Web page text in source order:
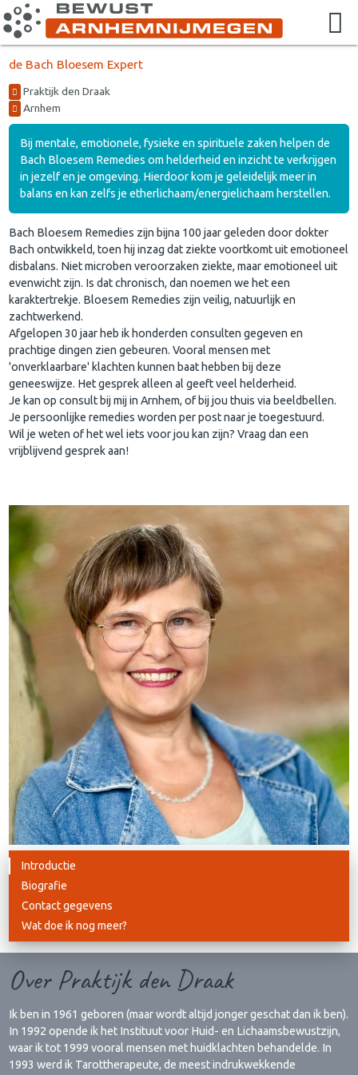
de Bach Bloesem Expert
Praktijk den Draak
Arnhem
Bij mentale, emotionele, fysieke en spirituele zaken helpen de
Bach Bloesem Remedies om helderheid en inzicht te verkrijgen
in jezelf en je omgeving. Hierdoor kom je geleidelijk meer in
balans en kan zelfs je etherlichaam/energielichaam herstellen.
Bach Bloesem Remedies zijn bijna 100 jaar geleden door dokter
Bach ontwikkeld, toen hij inzag dat ziekte voortkomt uit emotioneel
disbalans. Niet microben veroorzaken ziekte, maar emotioneel uit
evenwicht zijn. Is dat chronisch, dan noemen we het een
karaktertrekje. Bloesem Remedies zijn veilig, natuurlijk en
zachtwerkend.
Afgelopen 30 jaar heb ik honderden consulten gegeven en
prachtige dingen zien gebeuren. Vooral mensen met
'onverklaarbare' klachten kunnen baat hebben bij deze
geneeswijze. Het gesprek alleen al geeft veel helderheid.
Je kan op consult bij mij in Arnhem, of bij jou thuis via beeldbellen.
Je persoonlijke remedies worden per post naar je toegestuurd.
Wil je weten of het wel iets voor jou kan zijn? Vraag dan een
vrijblijvend gesprek aan!
Introductie
Biografie
Contact gegevens
Wat doe ik nog meer?
Over Praktijk den Draak
Ik ben in 1961 geboren (maar wordt altijd jonger geschat dan ik ben).
In 1992 opende ik het Instituut voor Huid- en Lichaamsbewustzijn,
waar ik tot 1999 vooral mensen met huidklachten behandelde. In
1993 werd ik Tarottherapeute, de meest indrukwekkende